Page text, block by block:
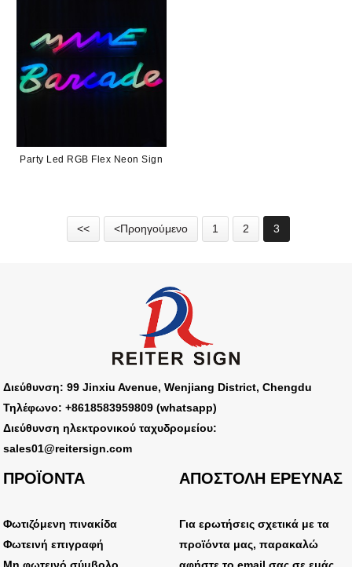
Party Led RGB Flex Neon Sign
<< <Προηγούμενο 1 2 3
Διεύθυνση: 99 Jinxiu Avenue, Wenjiang District, Chengdu
Τηλέφωνο: +8618583959809 (whatsapp)
Διεύθυνση ηλεκτρονικού ταχυδρομείου:
sales01@reitersign.com
ΠΡΟΪΟΝΤΑ
Φωτιζόμενη πινακίδα
Φωτεινή επιγραφή
Μη φωτεινό σύμβολο
ΑΠΟΣΤΟΛΗ ΕΡΕΥΝΑΣ
Για ερωτήσεις σχετικά με τα
προϊόντα μας, παρακαλώ
αφήστε το email σας σε εμάς